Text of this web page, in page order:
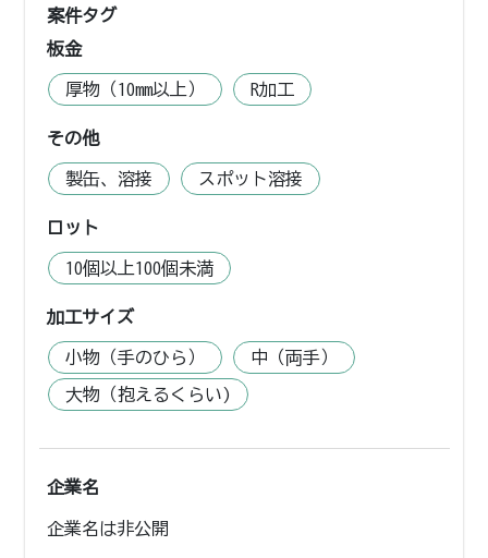
案件タグ
板金
厚物（10mm以上） R加工
その他
製缶、溶接 スポット溶接
ロット
10個以上100個未満
加工サイズ
小物（手のひら） 中（両手）
大物（抱えるくらい)
企業名
企業名は非公開